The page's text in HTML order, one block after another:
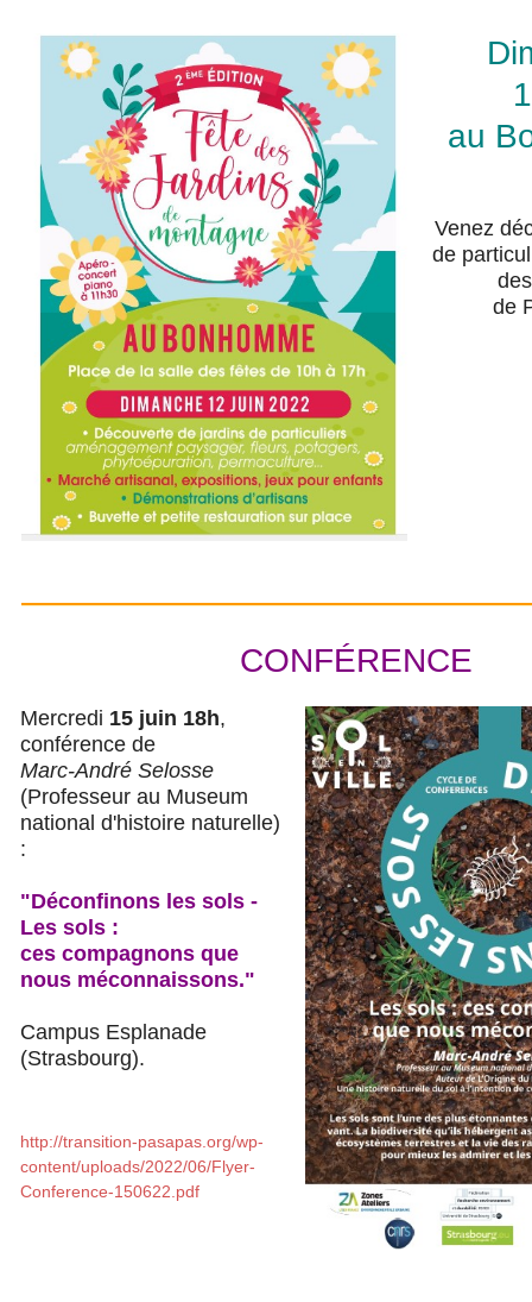
au
Venez
de
de
CONFÉRENCE
Mercredi 15 juin 18h,
conférence de
Marc-André Selosse
(Professeur au Museum
national d'histoire naturelle)
:
"Déconfinons les sols -
Les sols :
ces compagnons que
nous méconnaissons."
Campus Esplanade
(Strasbourg).
http://transition-pasapas.org/wp-
content/uploads/2022/06/Flyer-
Conference-150622.pdf